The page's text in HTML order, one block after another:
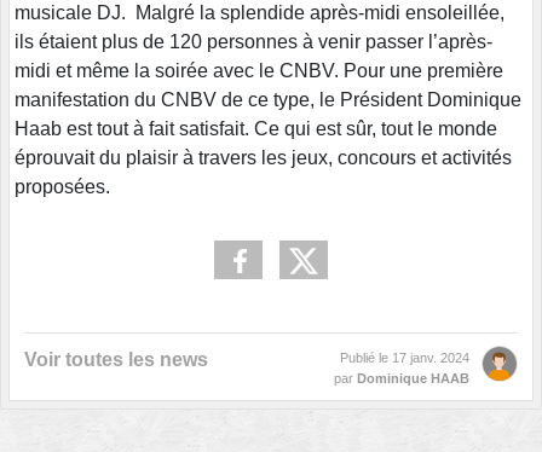
musicale DJ. Malgré la splendide après-midi ensoleillée,
ils étaient plus de 120 personnes à venir passer l’après-
midi et même la soirée avec le CNBV. Pour une première
manifestation du CNBV de ce type, le Président Dominique
Haab est tout à fait satisfait. Ce qui est sûr, tout le monde
éprouvait du plaisir à travers les jeux, concours et activités
proposées.
Voir toutes les news Publié le 17 janv. 2024
par Dominique HAAB